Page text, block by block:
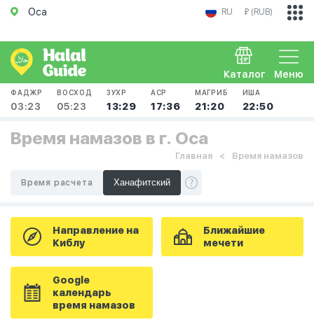
Оса RU ₽ (RUB)
Меню
Каталог
ФАДЖР
03:23
ВОСХОД
05:23
ЗУХР
13:29
АСР
17:36
МАГРИБ
21:20
ИША
22:50
Время намазов в г. Оса
Главная Время намазов
Время расчета
Направление на
Киблу
Ближайшие
мечети
Google
календарь
время намазов